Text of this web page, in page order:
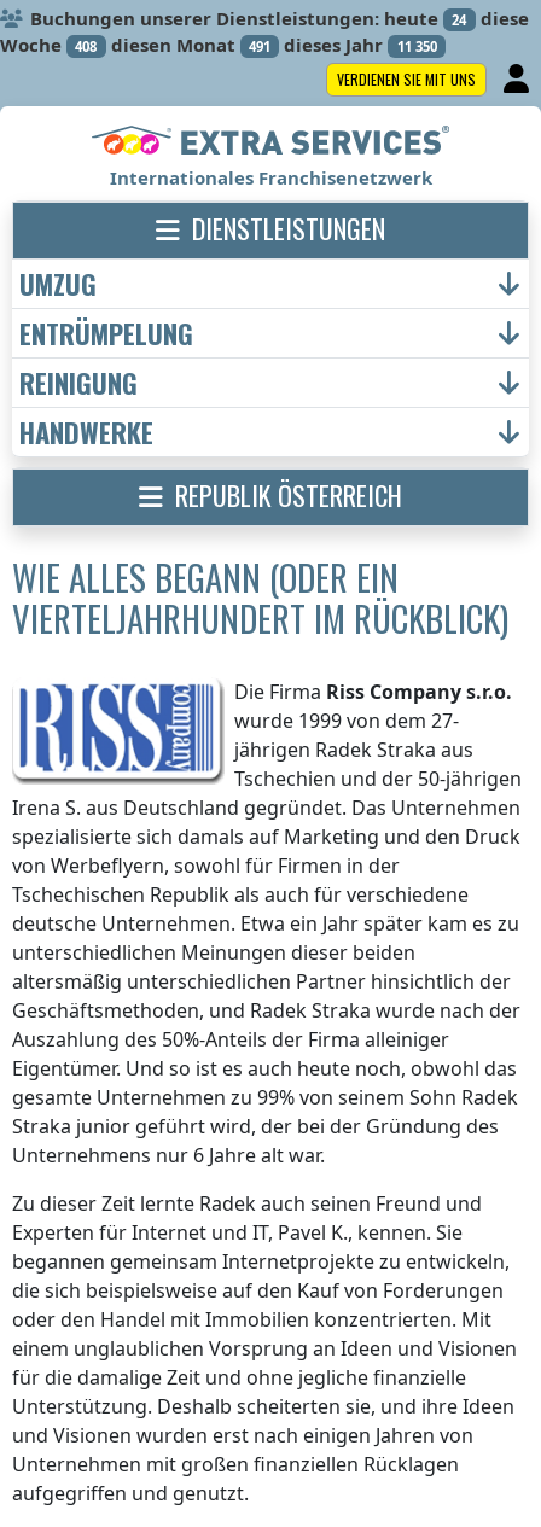
Buchungen unserer Dienstleistungen: heute 24 diese
Woche
408 diesen Monat 491 dieses Jahr 11 350
VERDIENEN SIE MIT UNS
WIE ALLES BEGANN (ODER EIN
VIERTELJAHRHUNDERT IM RÜCKBLICK)
Die Firma Riss Companys.r.o.
wurde 1999 von dem 27-
jährigen Radek Straka aus
Tschechien und der 50-jährigen
Irena S. aus Deutschland gegründet. Das Unternehmen
spezialisierte sich damals auf Marketing und den Druck
von Werbeflyern, sowohl für Firmen in der
Tschechischen Republik als auch für verschiedene
deutsche Unternehmen. Etwa ein Jahr später kam es zu
unterschiedlichen Meinungen dieser beiden
altersmäßig unterschiedlichen Partner hinsichtlich der
Geschäftsmethoden, und Radek Straka wurde nach der
Auszahlung des 50%-Anteils der Firma alleiniger
Eigentümer. Und so ist es auch heute noch, obwohl das
gesamte Unternehmen zu 99% von seinem Sohn Radek
Straka junior geführt wird, der bei der Gründung des
Unternehmens nur 6 Jahre alt war.
Zu dieser Zeit lernte Radek auch seinen Freund und
Experten für Internet und IT, Pavel K., kennen. Sie
begannen gemeinsam Internetprojekte zu entwickeln,
die sich beispielsweise auf den Kauf von Forderungen
oder den Handel mit Immobilien konzentrierten. Mit
einem unglaublichen Vorsprung an Ideen und Visionen
für die damalige Zeit und ohne jegliche finanzielle
Unterstützung. Deshalb scheiterten sie, und ihre Ideen
und Visionen wurden erst nach einigen Jahren von
Unternehmen mit großen finanziellen Rücklagen
aufgegriffen und genutzt.
Internationales Franchisenetzwerk
DIENSTLEISTUNGEN
UMZUG
ENTRÜMPELUNG
REINIGUNG
HANDWERKE
REPUBLIK ÖSTERREICH